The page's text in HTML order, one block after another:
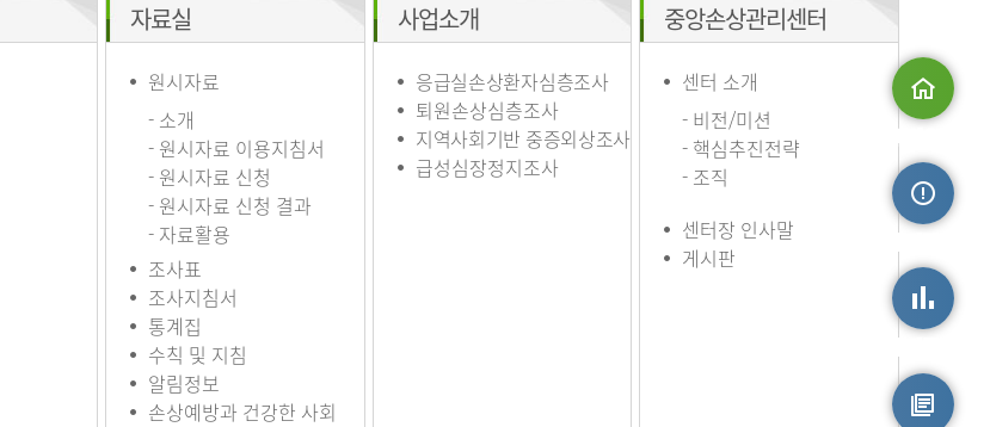
맵
자료실
원시자료
- 소개
- 원시자료 이용지침서
- 원시자료 신청
- 원시자료 신청 결과
- 자료활용
조사표
조사지침서
통계집
수칙 및 지침
알림정보
손상예방과 건강한 사회
사업소개
응급실손상환자심층조사
퇴원손상심층조사
지역사회기반 중증외상조사
급성심장정지조사
중앙손상관리센터
센터 소개
- 비전/미션
- 핵심추진전략
- 조직
센터장 인사말
게시판
메인으로